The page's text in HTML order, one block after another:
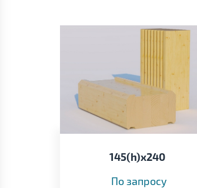
145(h)x240
По запросу